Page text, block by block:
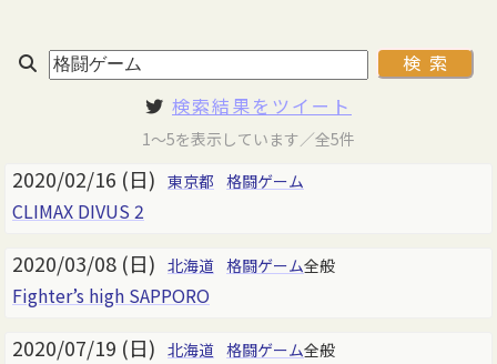
検索結果をツイート
1～5を表示しています／全5件
2020/02/16 (日) 東京都 格闘ゲーム
CLIMAX DIVUS 2
2020/03/08 (日) 北海道 格闘ゲーム全般
Fighter’s high SAPPORO
2020/07/19 (日) 北海道 格闘ゲーム全般